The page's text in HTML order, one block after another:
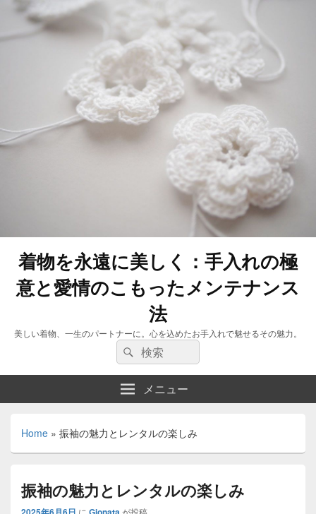
着物を永遠に美しく：手入れの極
意と愛情のこもったメンテナンス
法
美しい着物、一生のパートナーに。心を込めたお手入れで魅せるその魅力。
検
索:
検
索
メニュー
Home » 振袖の魅力とレンタルの楽しみ
振袖の魅力とレンタルの楽しみ
に が投稿